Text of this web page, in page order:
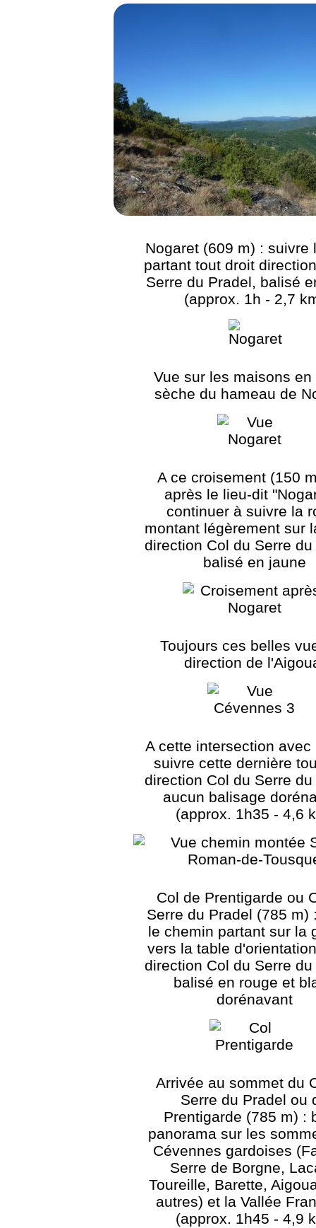
Nogaret (609 m) : suivre
partant tout droit
Serre du Pradel, balisé
(approx. 1h - 2,7
Vue sur les maisons en
sèche du hameau de
A ce croisement (150
après le lieu-dit
continuer à suivre la
montant légèrement sur
direction Col du Serre
balisé en jaune
Toujours ces belles
direction de
A cette intersection avec
suivre cette dernière
direction Col du Serre
aucun balisage
(approx. 1h35 - 4,6
Col de Prentigarde ou
Serre du Pradel (785 m)
le chemin partant sur la
vers la table
direction Col du Serre
balisé en rouge et
dorénavant
Arrivée au sommet du
Serre du Pradel ou
Prentigarde (785 m) :
panorama sur les
Cévennes gardoises
Serre de Borgne,
Toureille, Barette,
autres) et la Vallée
(approx. 1h45 - 4,9